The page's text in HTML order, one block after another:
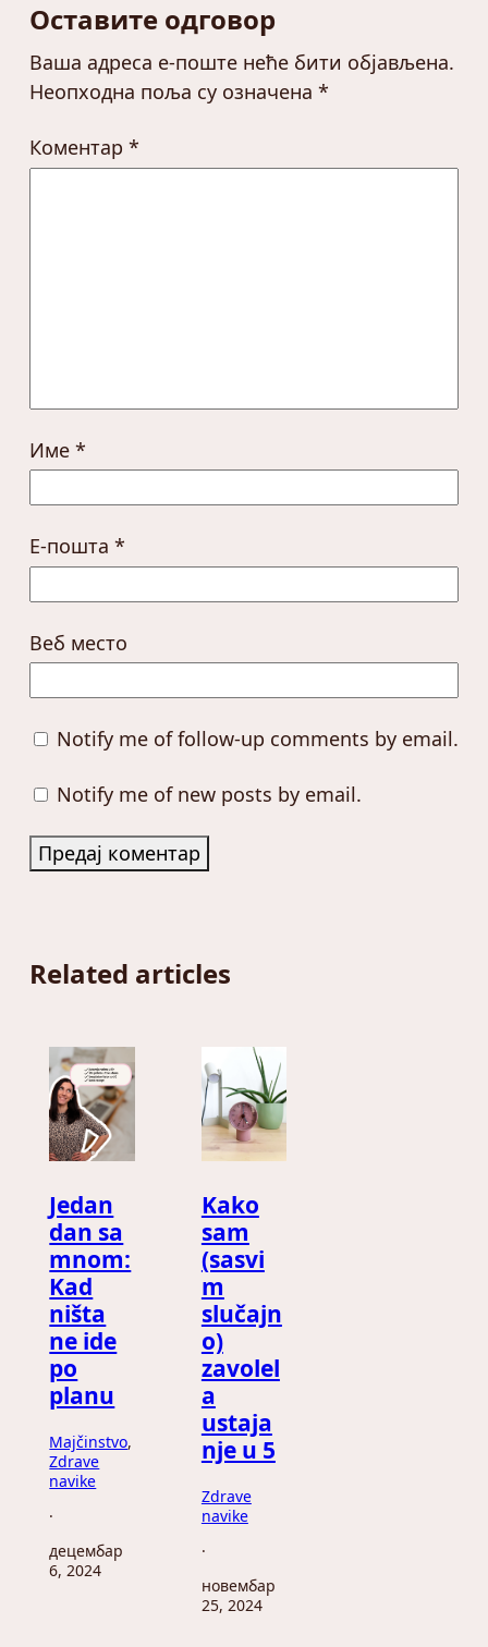
Оставите одговор
Ваша адреса е-поште неће бити објављена.
Неопходна поља су означена *
Коментар *
Име *
Е-пошта *
Веб место
Notify me of follow-up comments by email.
Notify me of new posts by email.
Related articles
Jedan
dan sa
mnom:
Kad
ništa
ne ide
po
planu
Majčinstvo
Zdrave
navike
·
децембар
6, 2024
Kako
sam
(sasvi
m
slučajn
o)
zavolel
a
ustaja
nje u 5
Zdrave
navike
·
новембар
25, 2024